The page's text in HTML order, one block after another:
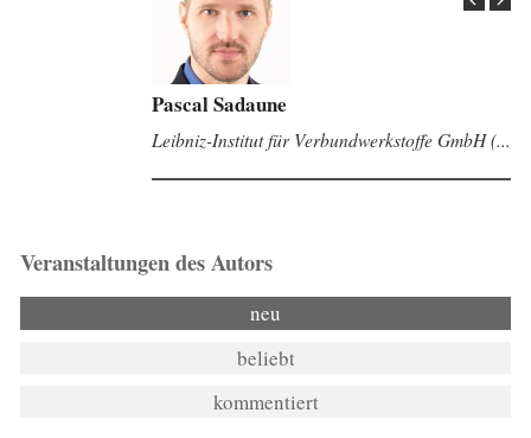
Pascal Sadaune
Leibniz-Institut für Verbundwerkstoffe GmbH (...
Veranstaltungen des Autors
neu
beliebt
kommentiert